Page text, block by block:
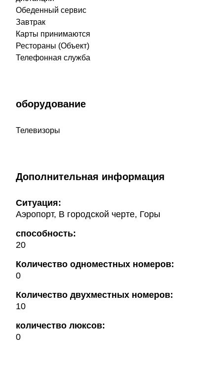
Обеденный сервис
Завтрак
Карты принимаются
Рестораны (Объект)
Телефонная служба
оборудование
Телевизоры
Дополнительная информация
Ситуация:
Аэропорт, В городской черте, Горы
способность:
20
Количество одноместных номеров:
0
Количество двухместных номеров:
10
количество люксов:
0